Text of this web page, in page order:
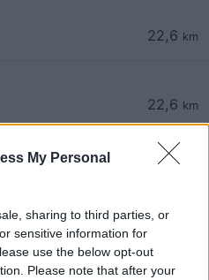
My Personal
sharing to third parties, or
sensitive information for
use the below opt-out
Please note that after your
22,6 km
22,6 km
€/kWh
0,54